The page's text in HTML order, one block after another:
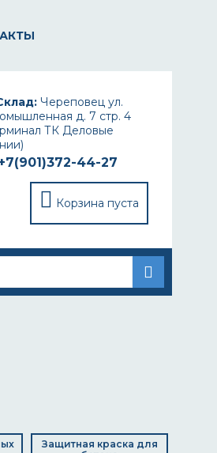
Череповец ул.
д. 7 стр. 4
ТК Деловые
44-27
Корзина пуста
Защитная краска для